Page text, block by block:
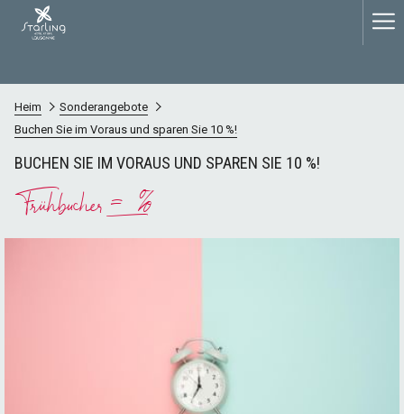
Heim
Sonderangebote
Buchen Sie im Voraus und sparen Sie 10 %!
BUCHEN SIE IM VORAUS UND SPAREN SIE 10 %!
Frühbucher = -10 %